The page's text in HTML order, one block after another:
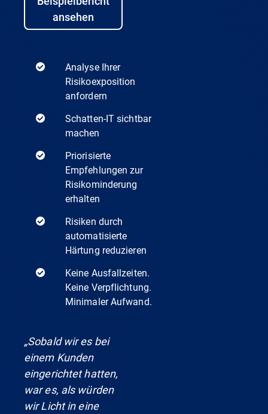
ansehen
Analyse Ihrer
Risikoexposition
anfordern
Schatten-IT sichtbar
machen
Priorisierte
Empfehlungen zur
Risikominderung
erhalten
Risiken durch
automatisierte
Härtung reduzieren
Keine Ausfallzeiten.
Keine Verpflichtung.
Minimaler Aufwand.
„Sobald wir es bei
einem Kunden
eingerichtet hatten,
war es, als würden
wir Licht in eine